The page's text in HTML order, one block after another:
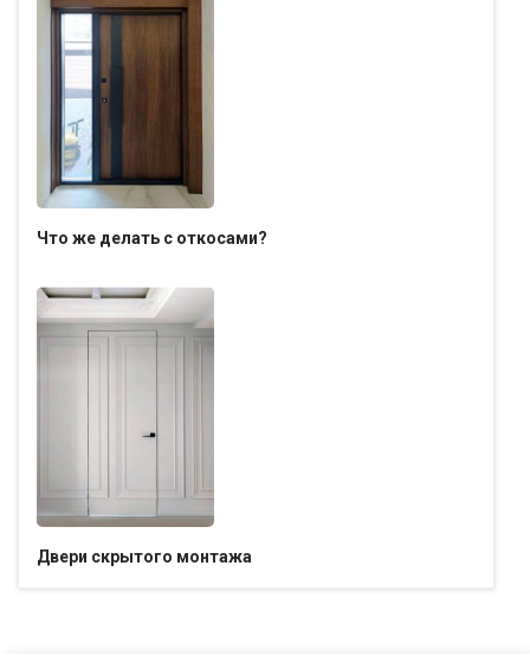
Что же делать с откосами?
Двери скрытого монтажа